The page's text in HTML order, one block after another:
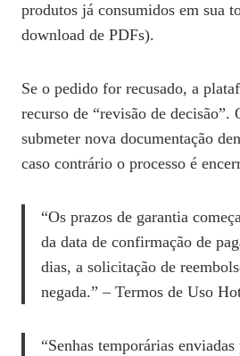
produtos já consumidos em sua
download de PDFs).
Se o pedido for recusado, a
recurso de “revisão de decisão”.
submeter nova documentação
caso contrário o processo é
“Os prazos de garantia
da data de confirmação de
dias, a solicitação de
negada.” – Termos de Uso
“Senhas temporárias